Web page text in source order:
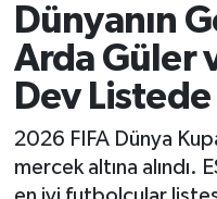
Dünyanın
Arda Güler
Dev Listede
2026 FIFA Dünya
mercek altına alındı.